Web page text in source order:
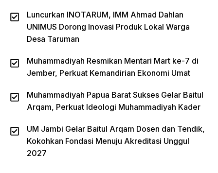
Luncurkan INOTARUM, IMM Ahmad Dahlan
UNIMUS Dorong Inovasi Produk Lokal Warga
Desa Taruman
Muhammadiyah Resmikan Mentari Mart ke-7 di
Jember, Perkuat Kemandirian Ekonomi Umat
Muhammadiyah Papua Barat Sukses Gelar Baitul
Arqam, Perkuat Ideologi Muhammadiyah Kader
UM Jambi Gelar Baitul Arqam Dosen dan Tendik,
Kokohkan Fondasi Menuju Akreditasi Unggul
2027